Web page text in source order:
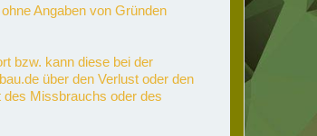
Angaben von Gründen
bzw. kann diese bei der
über den Verlust oder den
des Missbrauchs oder des